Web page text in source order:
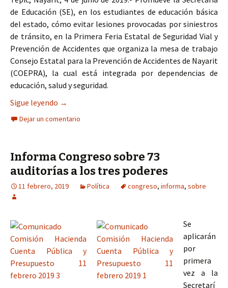
de Educación (SE), en los estudiantes de educación básica
del estado, cómo evitar lesiones provocadas por siniestros
de tránsito, en la Primera Feria Estatal de Seguridad Vial y
Prevención de Accidentes que organiza la mesa de trabajo
Consejo Estatal para la Prevención de Accidentes de Nayarit
(COEPRA), la cual está integrada por dependencias de
educación, salud y seguridad.
Sigue leyendo Estudiantes aprenden sobre Seguridad Vial y
→
Dejar un comentario
Informa Congreso sobre 73
auditorías a los tres poderes
11 febrero, 2019 Política congreso, informa, sobre
Se
aplicarán
por
primera
vez a la
Secretarí